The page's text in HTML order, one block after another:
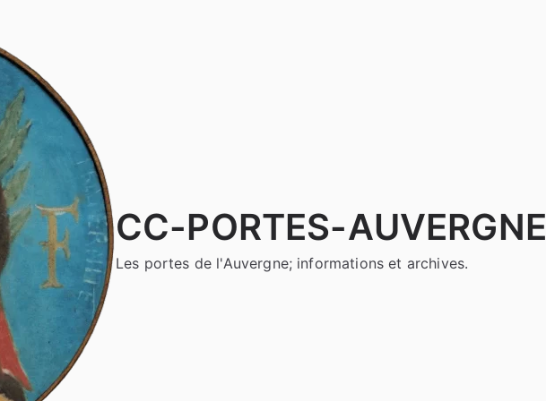
CC-PORTES-AUVERGNE
Les portes de l'Auvergne; informations et archives.